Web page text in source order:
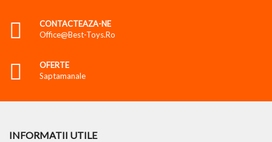
CONTACTEAZA-NE
Office@best-Toys.ro
OFERTE
Saptamanale
INFORMATII UTILE